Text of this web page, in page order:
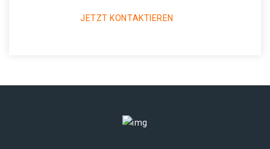
JETZT KONTAKTIEREN